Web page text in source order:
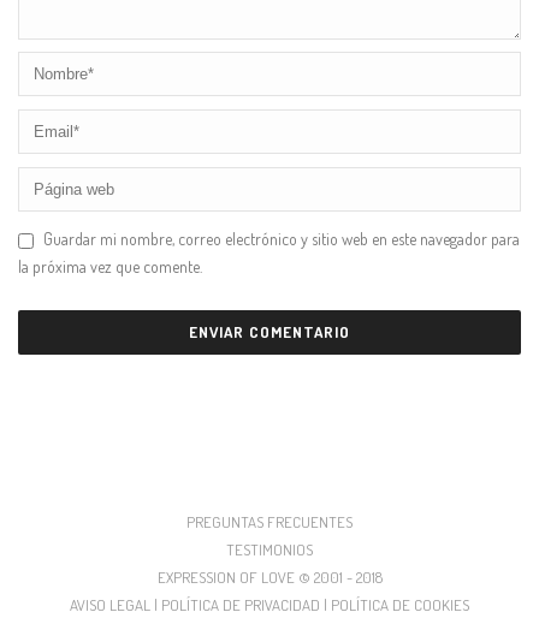
Guardar mi nombre, correo electrónico y sitio web en este navegador para
la próxima vez que comente.
PREGUNTAS FRECUENTES
TESTIMONIOS
EXPRESSION OF LOVE © 2001 - 2018
AVISO LEGAL | POLÍTICA DE PRIVACIDAD | POLÍTICA DE COOKIES